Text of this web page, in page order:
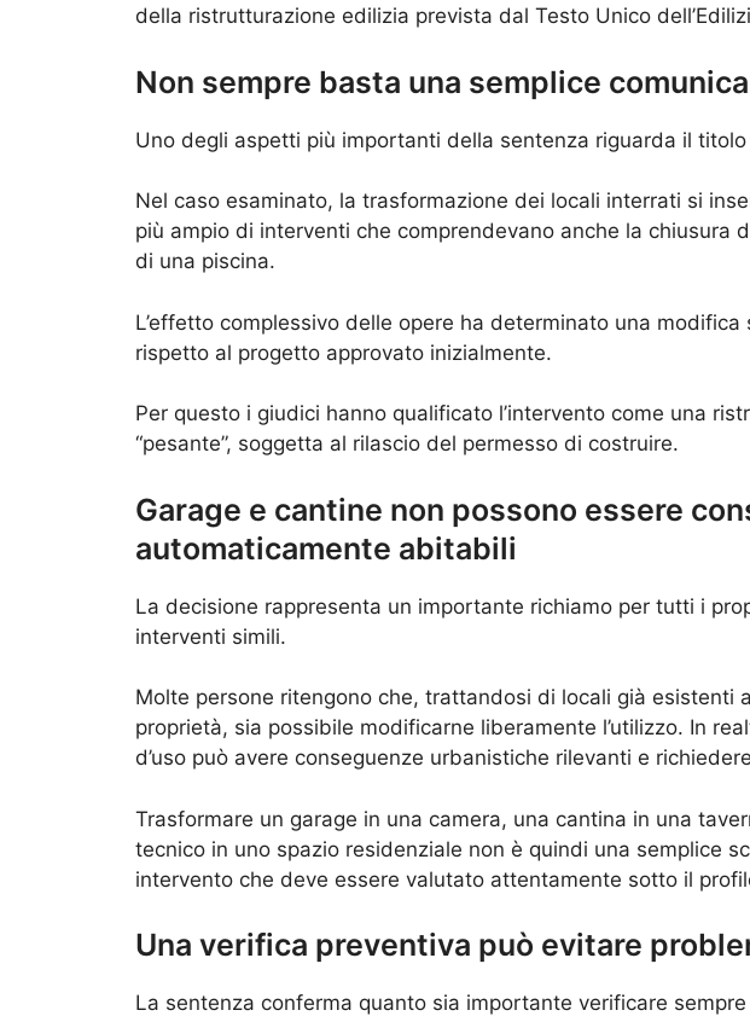
della ristrutturazione edilizia prevista dal Testo Unico
Non sempre basta una semplice
Uno degli aspetti più importanti della sentenza riguarda il
Nel caso esaminato, la trasformazione dei locali interrati si
più ampio di interventi che comprendevano anche la chiusura
di una piscina.
L’effetto complessivo delle opere ha determinato una modifica
rispetto al progetto approvato inizialmente.
Per questo i giudici hanno qualificato l’intervento come una
“pesante”, soggetta al rilascio del permesso di costruire.
Garage e cantine non possono essere
automaticamente abitabili
La decisione rappresenta un importante richiamo per tutti i
interventi simili.
Molte persone ritengono che, trattandosi di locali già esistenti
proprietà, sia possibile modificarne liberamente l’utilizzo. In
d’uso può avere conseguenze urbanistiche rilevanti e
Trasformare un garage in una camera, una cantina in una
tecnico in uno spazio residenziale non è quindi una semplice
intervento che deve essere valutato attentamente sotto il
Una verifica preventiva può evitare
La sentenza conferma quanto sia importante verificare